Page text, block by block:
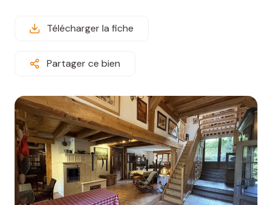
D'EXCEPTION
ALERTE
ESTIMATION
CONTACT
Télécharger la fiche
Partager ce bien